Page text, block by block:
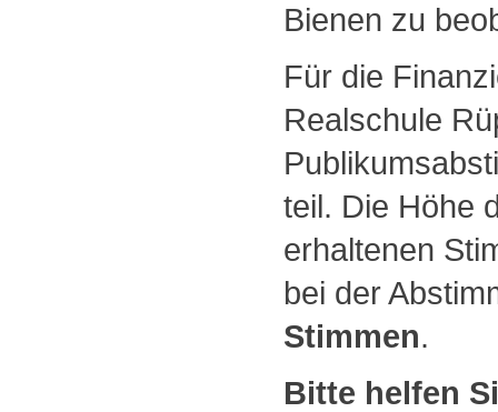
Bienen zu
Für die
Realschule
teil. Die Höhe
erhaltenen
bei der
Stimmen.
Bitte helfen